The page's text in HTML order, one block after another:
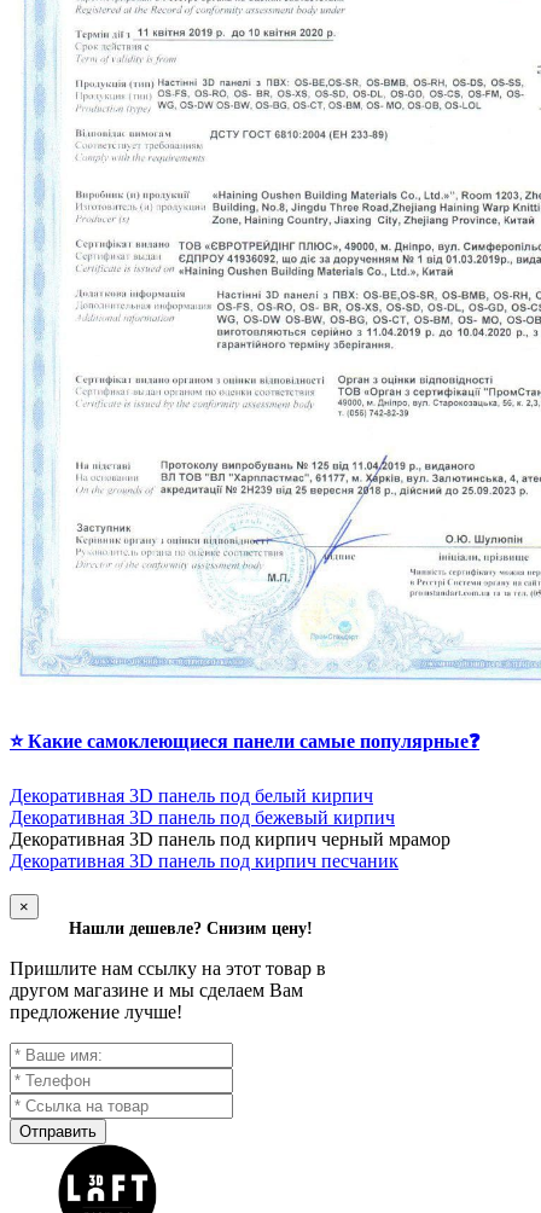
⭐ Какие самоклеющиеся панели самые популярные❓
Декоративная 3D панель под белый кирпич
Декоративная 3D панель под бежевый кирпич
Декоративная 3D панель под кирпич черный мрамор
Декоративная 3D панель под кирпич песчаник
×
Нашли дешевле? Снизим цену!
Пришлите нам ссылку на этот товар в
другом магазине и мы сделаем Вам
предложение лучше!
Отправить